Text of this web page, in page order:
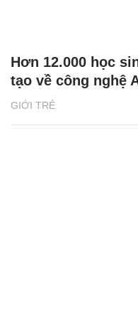
GIỚI TRẺ
Hơn 12.000 học
tạo về công nghệ